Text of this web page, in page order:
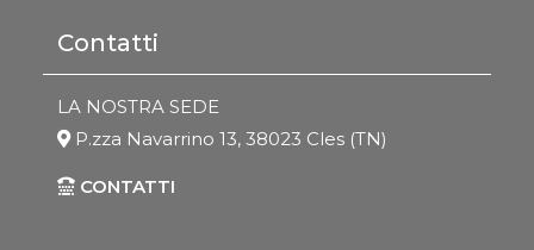
Contatti
LA NOSTRA SEDE
P.zza Navarrino 13, 38023 Cles (TN)
CONTATTI